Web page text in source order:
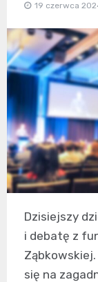
19 czerwca
Dzisiejszy
i debatę z
się na